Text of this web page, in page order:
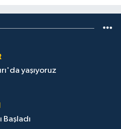
yaşıyoruz
Başladı